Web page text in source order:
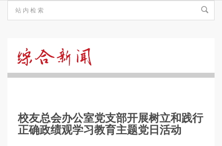
新
校友总会办公室党支部开展树立和践行
正确政绩观学习教育主题党日活动